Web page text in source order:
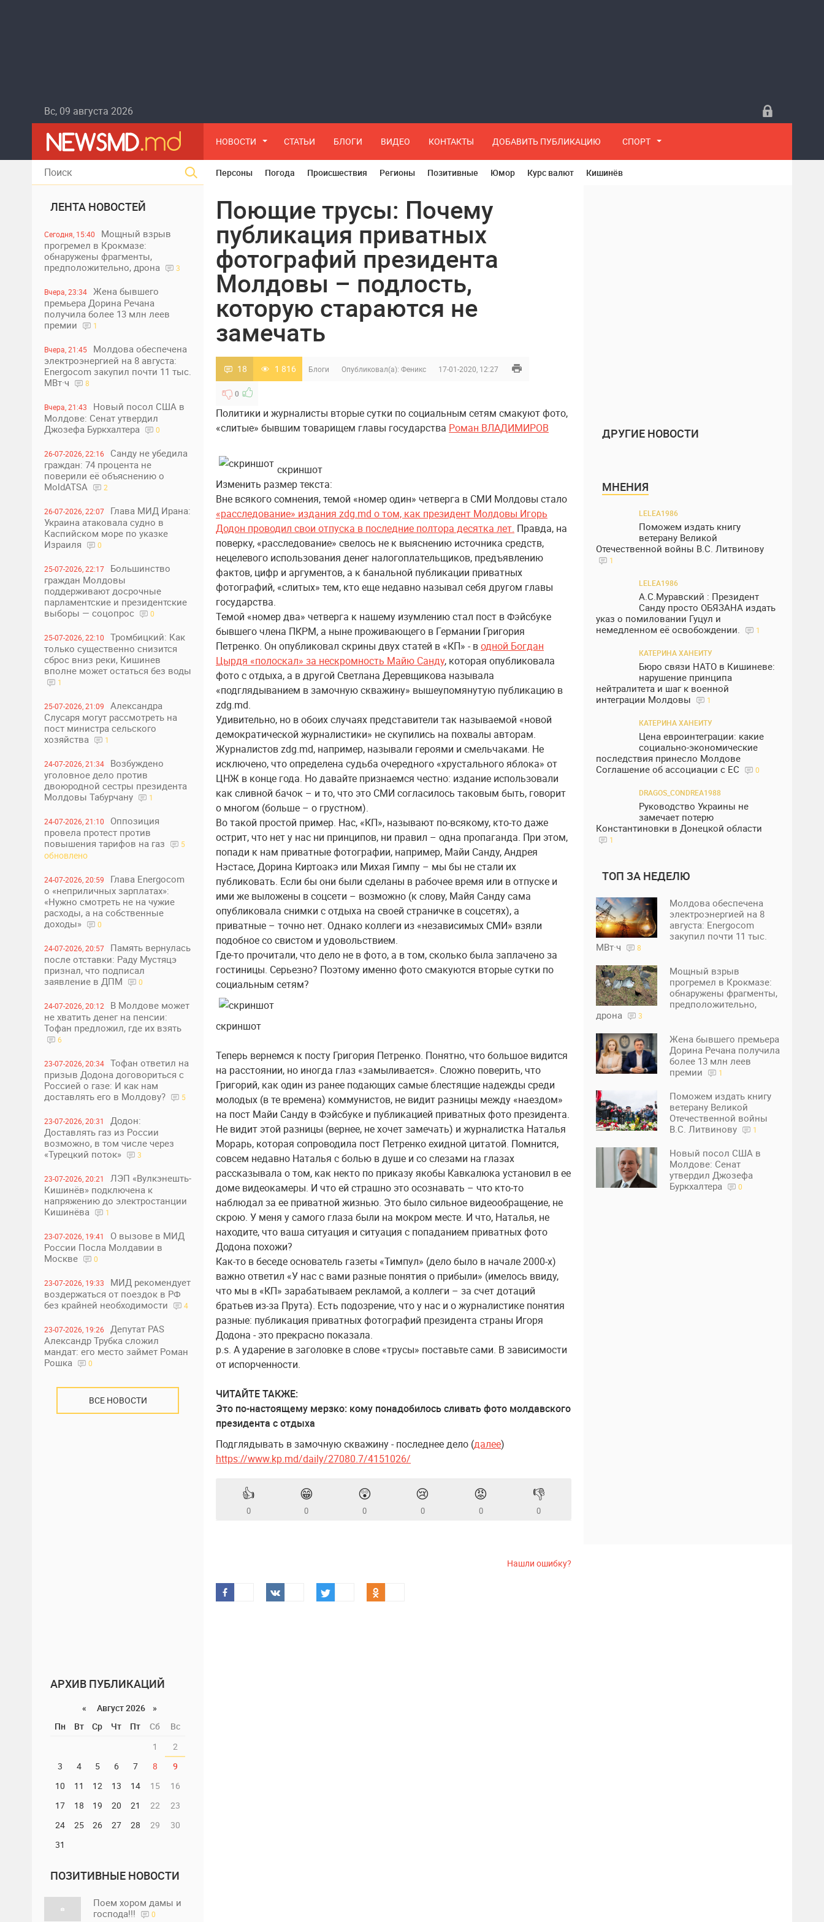
Вс, 09 августа 2026
НОВОСТИ СТАТЬИ БЛОГИ ВИДЕО КОНТАКТЫ ДОБАВИТЬ ПУБЛИКАЦИЮ СПОРТ
ЛЕНТА НОВОСТЕЙ
Сегодня, 15:40
Мощный взрыв
прогремел в Крокмазе:
обнаружены фрагменты,
предположительно, дрона
3
Вчера, 23:34
Жена бывшего
премьера Дорина Речана
получила более 13 млн леев
премии
1
Вчера, 21:45
Молдова обеспечена
электроэнергией на 8 августа:
Energocom закупил почти 11 тыс.
МВт·ч
8
Вчера, 21:43
Новый посол США в
Молдове: Сенат утвердил
Джозефа Буркхалтера
0
26-07-2026, 22:16
Санду не убедила
граждан: 74 процента не
поверили её объяснению о
MoldATSA
2
26-07-2026, 22:07
Глава МИД Ирана:
Украина атаковала судно в
Каспийском море по указке
Израиля
0
25-07-2026, 22:17
Большинство
граждан Молдовы
поддерживают досрочные
парламентские и президентские
выборы — соцопрос
0
25-07-2026, 22:10
Тромбицкий: Как
только существенно снизится
сброс вниз реки, Кишинев
вполне может остаться без воды
1
25-07-2026, 21:09
Александра
Слусаря могут рассмотреть на
пост министра сельского
хозяйства
1
24-07-2026, 21:34
Возбуждено
уголовное дело против
двоюродной сестры президента
Молдовы Табурчану
1
24-07-2026, 21:10
Оппозиция
провела протест против
повышения тарифов на газ
5
обновлено
24-07-2026, 20:59
Глава Energocom
о «неприличных зарплатах»:
«Нужно смотреть не на чужие
расходы, а на собственные
доходы»
0
24-07-2026, 20:57
Память вернулась
после отставки: Раду Мустяцэ
признал, что подписал
заявление в ДПМ
0
24-07-2026, 20:12
В Молдове может
не хватить денег на пенсии:
Тофан предложил, где их взять
6
23-07-2026, 20:34
Тофан ответил на
призыв Додона договориться с
Россией о газе: И как нам
доставлять его в Молдову?
5
23-07-2026, 20:31
Додон:
Доставлять газ из России
возможно, в том числе через
«Турецкий поток»
3
23-07-2026, 20:21
ЛЭП «Вулкэнешть-
Кишинёв» подключена к
напряжению до электростанции
Кишинёва
1
23-07-2026, 19:41
О вызове в МИД
России Посла Молдавии в
Москве
0
23-07-2026, 19:33
МИД рекомендует
воздержаться от поездок в РФ
без крайней необходимости
4
23-07-2026, 19:26
Депутат PAS
Александр Трубка сложил
мандат: его место займет Роман
Рошка
0
ВСЕ НОВОСТИ
АРХИВ ПУБЛИКАЦИЙ
«
Август 2026 »
Пн
Вт Ср Чт Пт Сб
Вс
1
2
3
4 5 6 7 8
9
10
11 12 13 14 15
16
17
18 19 20 21 22
23
24
25 26 27 28 29
30
31
ПОЗИТИВНЫЕ НОВОСТИ
Поем хором дамы и
господа!!!
0
Персоны Погода Происшествия Регионы Позитивные Юмор Курс валют Кишинёв
Поющие трусы: Почему
публикация приватных
фотографий президента
Молдовы – подлость,
которую стараются не
замечать
18 1 816 Блоги Опубликовал(а): Феникс 17-01-2020, 12:27
0
Политики и журналисты вторые сутки по социальным сетям смакуют фото,
«слитые» бывшим товарищем главы государства Роман ВЛАДИМИРОВ
скриншот
Изменить размер текста:
Вне всякого сомнения, темой «номер один» четверга в СМИ Молдовы стало
«расследование» издания zdg.md о том, как президент Молдовы Игорь
Додон проводил свои отпуска в последние полтора десятка лет. Правда, на
поверку, «расследование» свелось не к выяснению источника средств,
нецелевого использования денег налогоплательщиков, предъявлению
фактов, цифр и аргументов, а к банальной публикации приватных
фотографий, «слитых» тем, кто еще недавно называл себя другом главы
государства.
Темой «номер два» четверга к нашему изумлению стал пост в Фэйсбуке
бывшего члена ПКРМ, а ныне проживающего в Германии Григория
Петренко. Он опубликовал скрины двух статей в «КП» - водной Богдан
Цырдя «полоскал» за нескромность Майю Санду, которая опубликовала
фото с отдыха, а в другой Светлана Деревщикова называла
«подглядыванием в замочную скважину» вышеупомянутую публикацию в
zdg.md.
Удивительно, но в обоих случаях представители так называемой «новой
демократической журналистики» не скупились на похвалы авторам.
Журналистов zdg.md, например, называли героями и смельчаками. Не
исключено, что определена судьба очередного «хрустального яблока» от
ЦНЖ в конце года. Но давайте признаемся честно: издание использовали
как сливной бачок – и то, что это СМИ согласилось таковым быть, говорит
о многом (больше – о грустном).
Во такой простой пример. Нас, «КП», называют по-всякому, кто-то даже
острит, что нет у нас ни принципов, ни правил – одна пропаганда. При этом,
попади к нам приватные фотографии, например, Майи Санду, Андрея
Нэстасе, Дорина Киртоакэ или Михая Гимпу – мы бы не стали их
публиковать. Если бы они были сделаны в рабочее время или в отпуске и
ими же выложены в соцсети – возможно (к слову, Майя Санду сама
опубликовала снимки с отдыха на своей страничке в соцсетях), а
приватные – точно нет. Однако коллеги из «независимых СМИ» взяли
подобное со свистом и удовольствием.
Где-то прочитали, что дело не в фото, а в том, сколько была заплачено за
гостиницы. Серьезно? Поэтому именно фото смакуются вторые сутки по
социальным сетям?
скриншот
Теперь вернемся к посту Григория Петренко. Понятно, что большое видится
на расстоянии, но иногда глаз «замыливается». Сложно поверить, что
Григорий, как один из ранее подающих самые блестящие надежды среди
молодых (в те времена) коммунистов, не видит разницы между «наездом»
на пост Майи Санду в Фэйсбуке и публикацией приватных фото президента.
Не видит этой разницы (вернее, не хочет замечать) и журналистка Наталья
Морарь, которая сопроводила пост Петренко ехидной цитатой. Помнится,
совсем недавно Наталья с болью в душе и со слезами на глазах
рассказывала о том, как некто по приказу якобы Кавкалюка установил в ее
доме видеокамеры. И что ей страшно это осознавать – что кто-то
наблюдал за ее приватной жизнью. Это было сильное видеообращение, не
скрою. У меня у самого глаза были на мокром месте. И что, Наталья, не
находите, что ваша ситуация и ситуация с попаданием приватных фото
Додона похожи?
Как-то в беседе основатель газеты «Тимпул» (дело было в начале 2000-х)
важно ответил «У нас с вами разные понятия о прибыли» (имелось ввиду,
что мы в «КП» зарабатываем рекламой, а коллеги – за счет дотаций
братьев из-за Прута). Есть подозрение, что у нас и о журналистике понятия
разные: публикация приватных фотографий президента страны Игоря
Додона - это прекрасно показала.
p.s. А ударение в заголовке в слове «трусы» поставьте сами. В зависимости
от испорченности.
ЧИТАЙТЕ ТАКЖЕ:
Это по-настоящему мерзко: кому понадобилось сливать фото молдавского
президента с отдыха
Подглядывать в замочную скважину - последнее дело (далее)
https://www.kp.md/daily/27080.7/4151026/
👍
0
😁
0
😲
0
😢
0
😡
0
👎
0
Нашли ошибку?
ДРУГИЕ НОВОСТИ
МНЕНИЯ
LELEA1986
Поможем издать книгу
ветерану Великой
Отечественной войны В.С. Литвинову
1
LELEA1986
А.С.Муравский : Президент
Санду просто ОБЯЗАНА издать
указ о помиловании Гуцул и
немедленном её освобождении.
1
КАТЕРИНА ХАНЕИТУ
Бюро связи НАТО в Кишиневе:
нарушение принципа
нейтралитета и шаг к военной
интеграции Молдовы
1
КАТЕРИНА ХАНЕИТУ
Цена евроинтеграции: какие
социально-экономические
последствия принесло Молдове
Соглашение об ассоциации с ЕС
0
DRAGOS_CONDREA1988
Руководство Украины не
замечает потерю
Константиновки в Донецкой области
1
ТОП ЗА НЕДЕЛЮ
Молдова обеспечена
электроэнергией на 8
августа: Energocom
закупил почти 11 тыс.
МВт·ч
8
Мощный взрыв
прогремел в Крокмазе:
обнаружены фрагменты,
предположительно,
дрона
3
Жена бывшего премьера
Дорина Речана получила
более 13 млн леев
премии
1
Поможем издать книгу
ветерану Великой
Отечественной войны
В.С. Литвинову
1
Новый посол США в
Молдове: Сенат
утвердил Джозефа
Буркхалтера
0